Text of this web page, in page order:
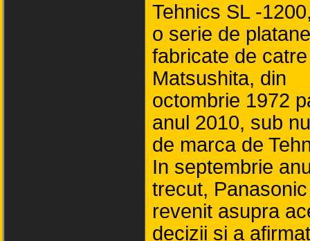
Tehnics SL -
o serie de platane
fabricate de catre
Matsushita, din
octombrie 1972
anul 2010, sub
de marca de
In septembrie
trecut,
revenit asupra
decizii si a